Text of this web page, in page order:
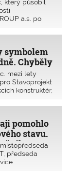
ČKAIT
jsme oslovili
je
který působil
a.s. po
průmyslových
celý svůj
říká, většinou
symbolem
Chyběly
mezi lety
Stavoprojekt
konstruktér,
z roku
možných
statické
na
nábřeží řeky
koryta.
pomohlo
stavu.
předseda